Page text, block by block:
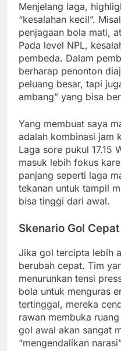
Menjelang laga,
“kesalahan kecil”.
penjagaan bola mati,
Pada level NPL,
pembeda. Dalam
berharap penonton
peluang besar, tapi
ambang” yang bisa
Yang membuat saya
adalah kombinasi jam
Laga sore pukul 17.15
masuk lebih fokus
panjang seperti laga
tekanan untuk tampil
bisa tinggi dari awal.
Skenario Gol
Jika gol tercipta lebih
berubah cepat. Tim
menurunkan tensi
bola untuk menguras
tertinggal, mereka
rawan membuka
gol awal akan sangat
“mengendalikan